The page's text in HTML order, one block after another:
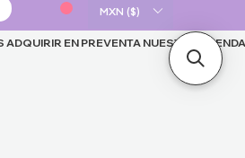
MXN ($)